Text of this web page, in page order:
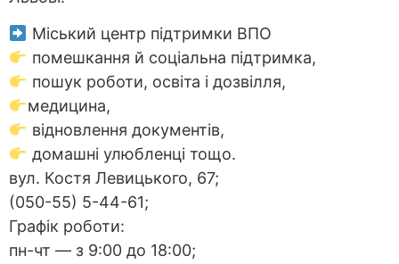
Міський центр підтримки ВПО
помешкання й соціальна підтримка,
пошук роботи, освіта і дозвілля,
медицина,
відновлення документів,
домашні улюбленці тощо.
вул. Костя Левицького, 67;
(050-55) 5-44-61;
Графік роботи:
пн-чт — з 9:00 до 18:00;